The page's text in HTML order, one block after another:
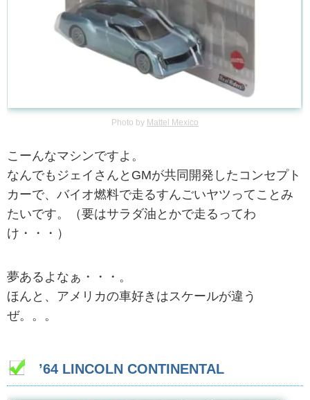
Photo by Mattel Mexico
こーんなマシンですよ。
なんでもジェイさんとGMが共同開発したコンセプト
カーで、バイオ燃料で走るすんごいヤツってことみ
たいです。（要はサラダ油とかで走るってわ
け・・・）
夢あるよなぁ・・・。
ほんと、アメリカの車好きはスケールが違う
ぜ。。。
’64 LINCOLN CONTINENTAL